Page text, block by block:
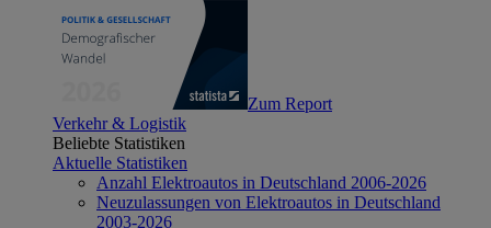
Zum Report
Verkehr & Logistik
Beliebte Statistiken
Aktuelle Statistiken
Anzahl Elektroautos in Deutschland 2006-2026
Neuzulassungen von Elektroautos in Deutschland
2003-2026